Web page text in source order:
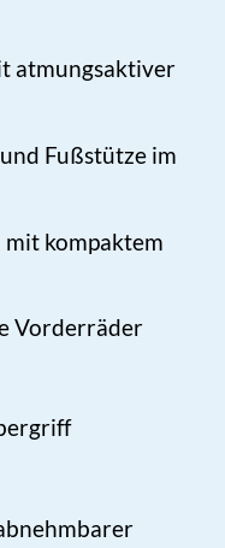
atmungsaktiver
Fußstütze im
kompaktem
Vorderräder